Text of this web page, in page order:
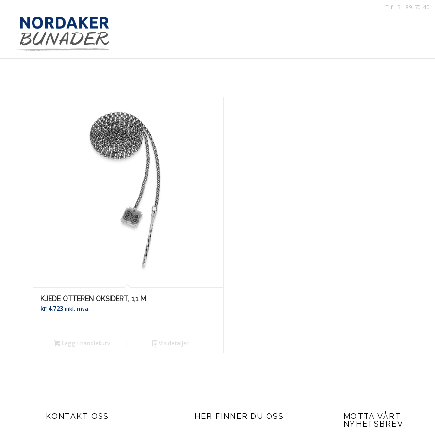
Tlf. 51 89 70 40
KJEDE OTTEREN OKSIDERT, 1,1 M
kr 4.723 inkl. mva.
Legg i handlekurv Vis detaljer
KONTAKT OSS HER FINNER DU OSS
MOTTA VÅRT
NYHETSBREV